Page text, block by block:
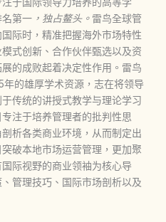
第一，独占鳌头。 雷鸟全球管
际时，精准把握海外市场特性
式创新、合作伙伴甄选以及资
的成败起着决定性作用。雷鸟
的雄厚学术资源，志在将领导
传统的讲授式教学与理论学习
注于培养管理者的批判性思
析各类商业环境，从而制定出
破本地市场运营管理，更加聚
际视野的商业领袖为核心导
管理技巧、国际市场剖析以及